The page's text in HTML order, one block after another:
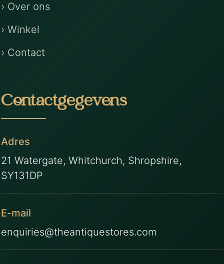
› Over ons
› Winkel
› Contact
Contactgegevens
Adres
21 Watergate, Whitchurch, Shropshire,
SY131DP
E-mail
enquiries@theantiquestores.com